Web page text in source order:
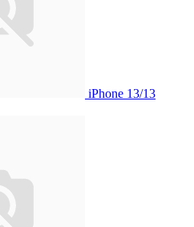
iPhone 13/13